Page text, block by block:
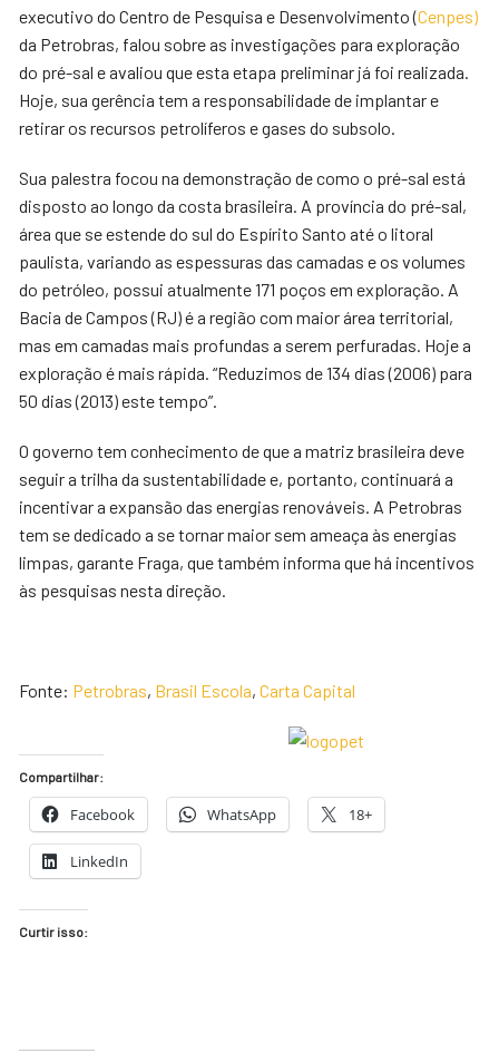
executivo do Centro de Pesquisa e Desenvolvimento (Cenpes)
da Petrobras, falou sobre as investigações para exploração
do pré-sal e avaliou que esta etapa preliminar já foi realizada.
Hoje, sua gerência tem a responsabilidade de implantar e
retirar os recursos petrolíferos e gases do subsolo.
Sua palestra focou na demonstração de como o pré-sal está
disposto ao longo da costa brasileira. A província do pré-sal,
área que se estende do sul do Espírito Santo até o litoral
paulista, variando as espessuras das camadas e os volumes
do petróleo, possui atualmente 171 poços em exploração. A
Bacia de Campos (RJ) é a região com maior área territorial,
mas em camadas mais profundas a serem perfuradas. Hoje a
exploração é mais rápida. “Reduzimos de 134 dias (2006) para
50 dias (2013) este tempo”.
O governo tem conhecimento de que a matriz brasileira deve
seguir a trilha da sustentabilidade e, portanto, continuará a
incentivar a expansão das energias renováveis. A Petrobras
tem se dedicado a se tornar maior sem ameaça às energias
limpas, garante Fraga, que também informa que há incentivos
às pesquisas nesta direção.
Fonte: Petrobras, Brasil Escola,Carta Capital
Compartilhar:
Facebook WhatsApp 18+
LinkedIn
Curtir isso: